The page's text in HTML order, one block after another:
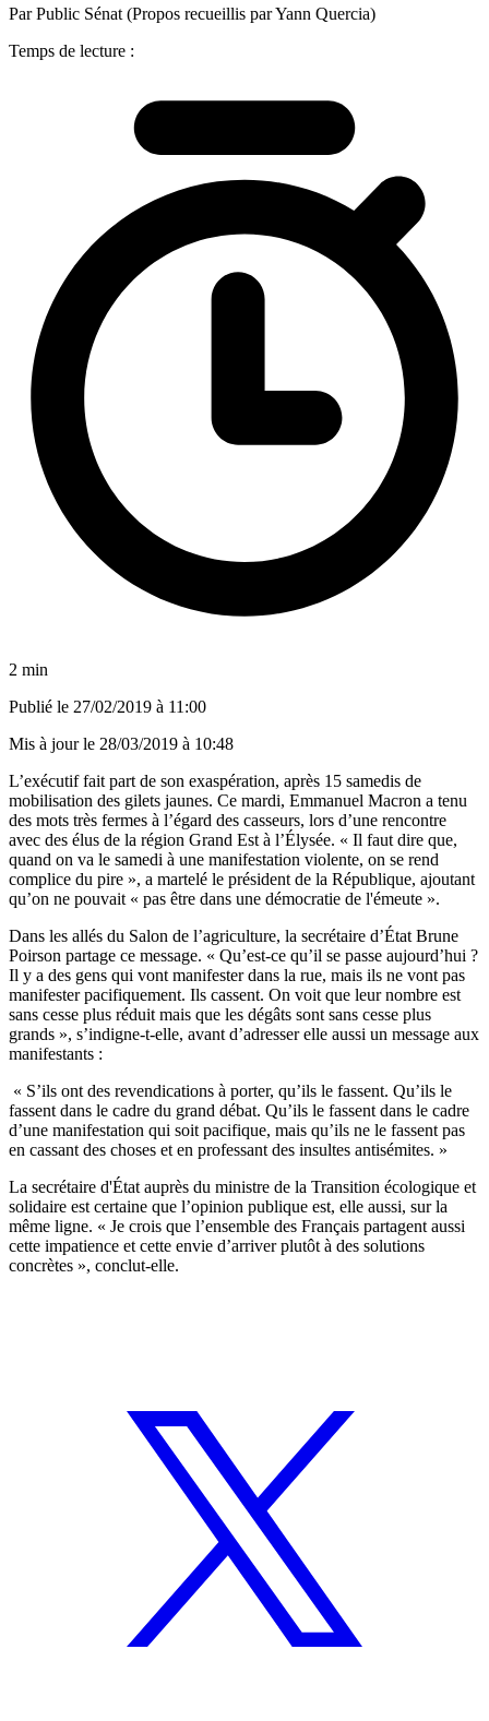
Par Public Sénat (Propos recueillis par Yann Quercia)
Temps de lecture :
2 min
Publié le 27/02/2019 à 11:00
Mis à jour le 28/03/2019 à 10:48
L’exécutif fait part de son exaspération, après 15 samedis de
mobilisation des gilets jaunes. Ce mardi, Emmanuel Macron a tenu
des mots très fermes à l’égard des casseurs, lors d’une rencontre
avec des élus de la région Grand Est à l’Élysée. « Il faut dire que,
quand on va le samedi à une manifestation violente, on se rend
complice du pire », a martelé le président de la République, ajoutant
qu’on ne pouvait « pas être dans une démocratie de l'émeute ».
Dans les allés du Salon de l’agriculture, la secrétaire d’État Brune
Poirson partage ce message. « Qu’est-ce qu’il se passe aujourd’hui ?
Il y a des gens qui vont manifester dans la rue, mais ils ne vont pas
manifester pacifiquement. Ils cassent. On voit que leur nombre est
sans cesse plus réduit mais que les dégâts sont sans cesse plus
grands », s’indigne-t-elle, avant d’adresser elle aussi un message aux
manifestants :
« S’ils ont des revendications à porter, qu’ils le fassent. Qu’ils le
fassent dans le cadre du grand débat. Qu’ils le fassent dans le cadre
d’une manifestation qui soit pacifique, mais qu’ils ne le fassent pas
en cassant des choses et en professant des insultes antisémites. »
La secrétaire d'État auprès du ministre de la Transition écologique et
solidaire est certaine que l’opinion publique est, elle aussi, sur la
même ligne. « Je crois que l’ensemble des Français partagent aussi
cette impatience et cette envie d’arriver plutôt à des solutions
concrètes », conclut-elle.